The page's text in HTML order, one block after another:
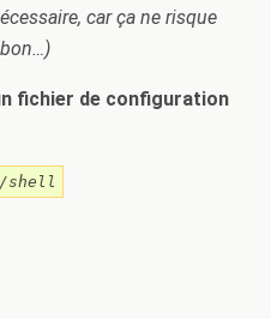
car ça ne risque
fichier de configuration
shell